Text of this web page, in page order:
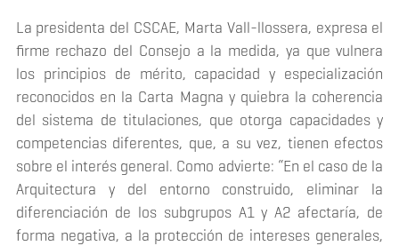
La presidenta del CSCAE, Marta Vall-llossera, expresa el
firme rechazo del Consejo a la medida, ya que vulnera
los principios de mérito, capacidad y especialización
reconocidos en la Carta Magna y quiebra la coherencia
del sistema de titulaciones, que otorga capacidades y
competencias diferentes, que, a su vez, tienen efectos
sobre el interés general. Como advierte: “En el caso de la
Arquitectura y del entorno construido, eliminar la
diferenciación de los subgrupos A1 y A2 afectaría, de
forma negativa, a la protección de intereses generales,